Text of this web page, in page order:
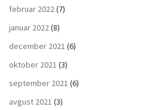
februar 2022(7)
januar 2022(8)
december 2021 (6)
oktober 2021 (3)
september 2021 (6)
avgust 2021 (3)